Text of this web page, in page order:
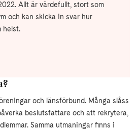
Allt är värdefullt, stort som
och kan skicka in svar hur
helst.
och länsförbund. Många slåss
beslutsfattare och att rekrytera,
Samma utmaningar finns i